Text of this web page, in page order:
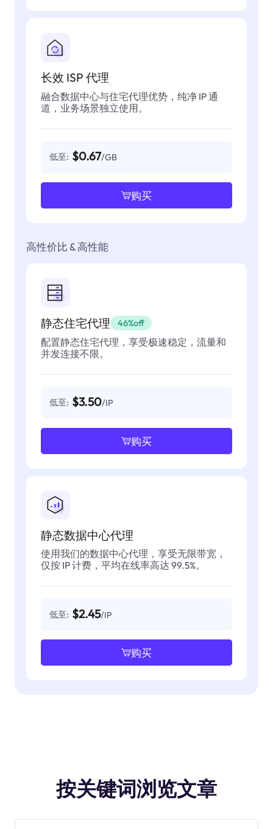
长效 ISP 代理
融合数据中心与住宅代理优势，纯净 IP 通
道，业务场景独立使用。
低至: $0.67/GB
购买
高性价比 & 高性能
静态住宅代理 46%off
配置静态住宅代理，享受极速稳定，流量和
并发连接不限。
低至: $3.50/IP
购买
静态数据中心代理
使用我们的数据中心代理，享受无限带宽，
仅按 IP 计费，平均在线率高达 99.5%。
低至: $2.45/IP
购买
按关键词浏览文章